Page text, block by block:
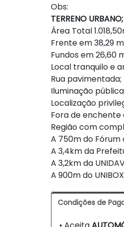
Obs:
TERRENO URBANO;
Área Total
Frente em 38,29
Fundos em 26,60
Local tranquilo e
Rua pavimentada;
Iluminação
Localização
Fora de enchente
Região com
A 750m do Fórum
A 3,4km da
A 3,2km da
A 900m do
Condições de